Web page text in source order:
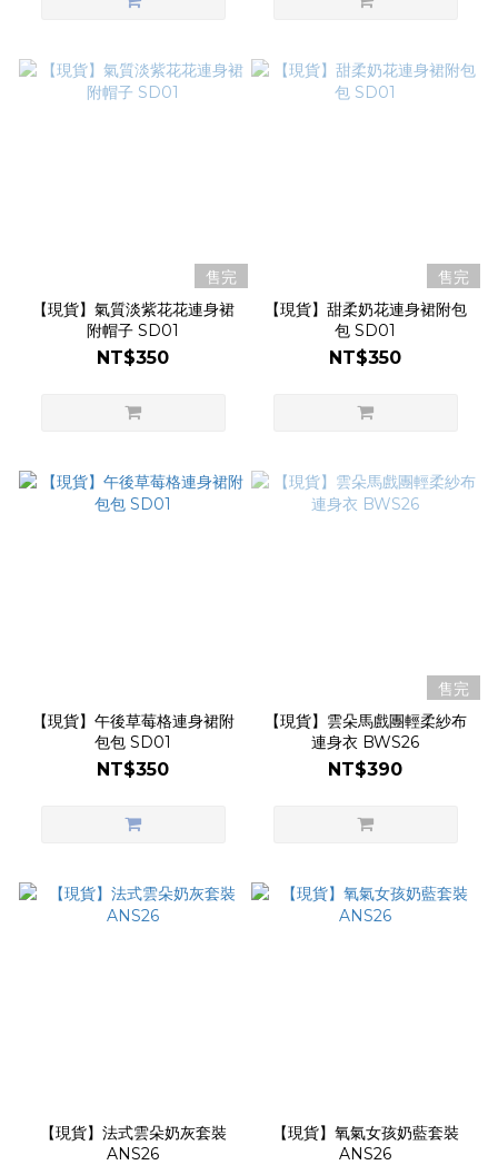
售完
【現貨】氣質淡紫花花連身裙
附帽子 SD01
NT$350
售完
【現貨】甜柔奶花連身裙附包
包 SD01
NT$350
【現貨】午後草莓格連身裙附
包包 SD01
NT$350
售完
【現貨】雲朵馬戲團輕柔紗布
連身衣 BWS26
NT$390
【現貨】法式雲朵奶灰套裝
ANS26
【現貨】氧氣女孩奶藍套裝
ANS26